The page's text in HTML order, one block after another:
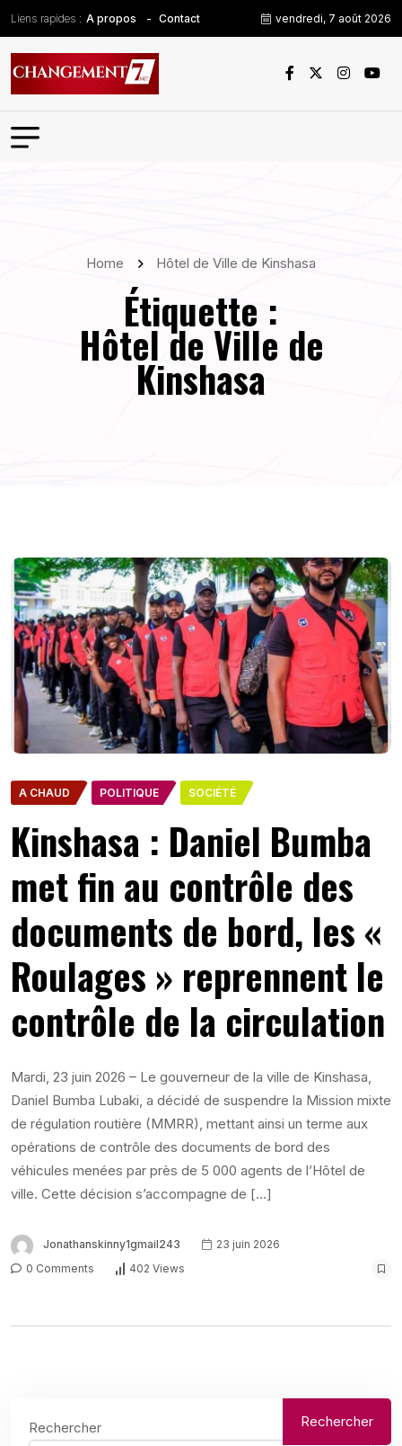
Liens rapides : A propos Contact vendredi, 7 août 2026
Home Hôtel de Ville de Kinshasa
Étiquette :
Hôtel de Ville de
Kinshasa
A CHAUD POLITIQUE SOCIÉTÉ
Kinshasa : Daniel Bumba
met fin au contrôle des
documents de bord, les «
Roulages » reprennent le
contrôle de la circulation
Mardi, 23 juin 2026 – Le gouverneur de la ville de Kinshasa,
Daniel Bumba Lubaki, a décidé de suspendre la Mission mixte
de régulation routière (MMRR), mettant ainsi un terme aux
opérations de contrôle des documents de bord des
véhicules menées par près de 5 000 agents de l’Hôtel de
ville. Cette décision s’accompagne de […]
Jonathanskinny1gmail243
23 juin 2026
0 Comments
402 Views
Rechercher Rechercher